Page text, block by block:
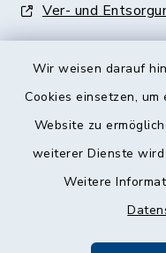
Wir weisen darauf
Cookies einsetzen,
Website zu
weiterer Dienste
Weitere
Ver- und